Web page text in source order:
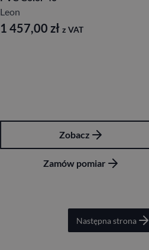
Leon
1 457,00 zł z VAT
Zobacz
Zamów pomiar
Następna strona